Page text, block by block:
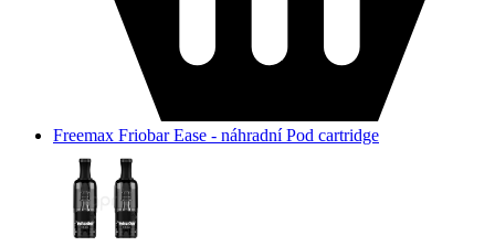
Freemax Friobar Ease - náhradní Pod cartridge